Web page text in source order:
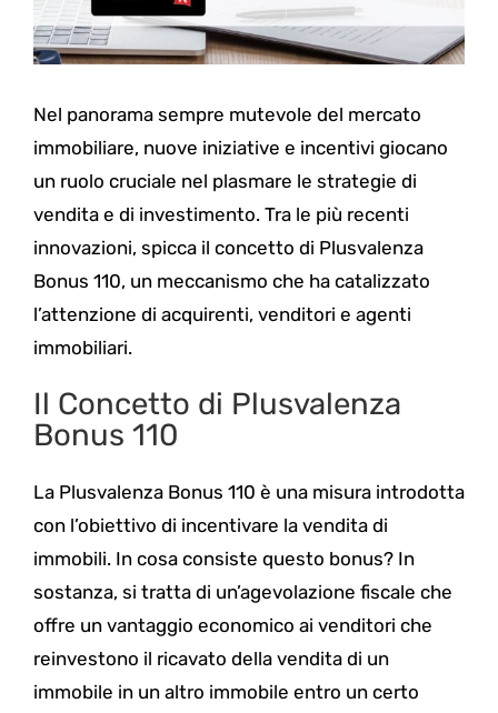
Nel panorama sempre mutevole del mercato
immobiliare, nuove iniziative e incentivi giocano
un ruolo cruciale nel plasmare le strategie di
vendita e di investimento. Tra le più recenti
innovazioni, spicca il concetto di Plusvalenza
Bonus 110, un meccanismo che ha catalizzato
l’attenzione di acquirenti, venditori e agenti
immobiliari.
Il Concetto di Plusvalenza
Bonus 110
La Plusvalenza Bonus 110 è una misura introdotta
con l’obiettivo di incentivare la vendita di
immobili. In cosa consiste questo bonus? In
sostanza, si tratta di un’agevolazione fiscale che
offre un vantaggio economico ai venditori che
reinvestono il ricavato della vendita di un
immobile in un altro immobile entro un certo